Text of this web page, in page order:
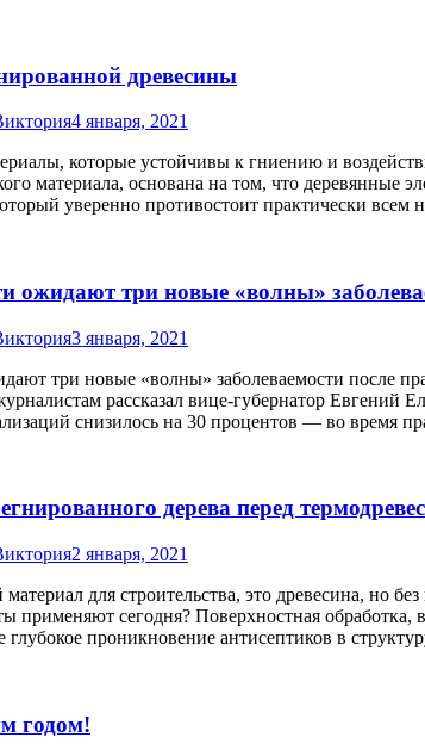
древесины
4 января, 2021
которые устойчивы к гниению и
материала, основана на том, что
уверенно противостоит практически
ожидают три новые «волны»
3 января, 2021
три новые «волны» заболеваемости после
рассказал вице-губернатор Евгений
снизилось на 30 процентов — во время
дерева перед
2 января, 2021
для строительства, это древесина, но
применяют сегодня? Поверхностная
глубокое проникновение антисептиков в
годом!